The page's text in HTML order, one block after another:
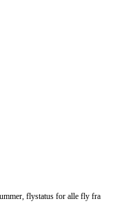
flystatus for alle fly fra